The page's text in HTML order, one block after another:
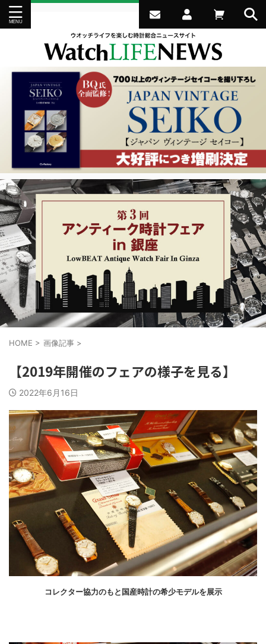
HOME > 画像記事 >
【2019年開催のフェアの様子を見る】
2022年6月16日
コレクター協力のもと国産時計の希少モデルを展示